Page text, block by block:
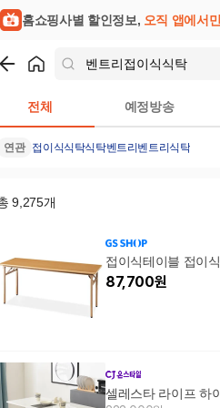
홈쇼핑사별 할인정보, 오직 앱에서
전체 예정방송
연관 접이식식탁식탁벤트리 벤트리식탁
9,275개
접이식테이블 접이
87,700원
셀레스타 라이프 하